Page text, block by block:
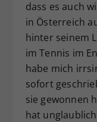
dass es auch
in Österreich
hinter seinem
im Tennis im
habe mich
sofort
sie gewonnen
hat